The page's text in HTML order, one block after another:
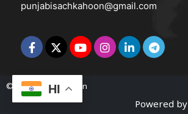
punjabisachkahoon@gmail.com
© 2026 -Sach Kahoon
Powered by
HI